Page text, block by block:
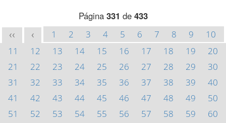
Página 331 de 433
<< < 1 2 3 4 5 6 7 8 9
10
11
12 13 14 15 16 17 18 19
20
21
22 23 24 25 26 27 28 29
30
31
32 33 34 35 36 37 38 39
40
41
42 43 44 45 46 47 48 49
50
51
52 53 54 55 56 57 58 59
60